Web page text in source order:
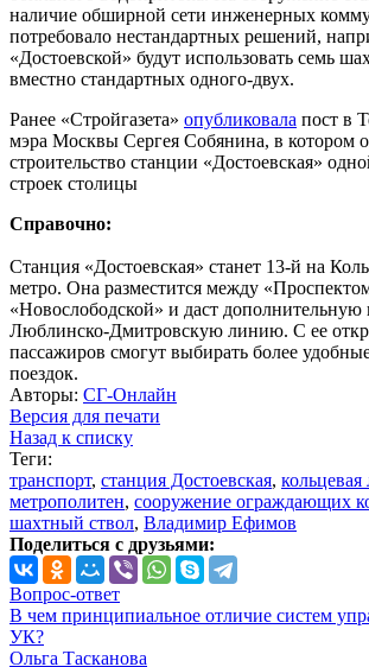
наличие обширной сети инженерных
потребовало нестандартных решений,
«Достоевской» будут использовать семь
вместно стандартных одного-двух.
Ранее «Стройгазета» опубликовала пост в
мэра Москвы Сергея Собянина, в котором
строительство станции «Достоевская»
строек столицы
Справочно:
Станция «Достоевская» станет 13-й на
метро. Она разместится между
«Новослободской» и даст дополнительную
Люблинско-Дмитровскую линию. С ее
пассажиров смогут выбирать более
поездок.
Авторы: СГ-Онлайн
Версия для печати
Назад к списку
Теги:
транспорт, станция Достоевская,
метрополитен, сооружение ограждающих
шахтный ствол, Владимир Ефимов
Поделиться с друзьями:
Вопрос-ответ
В чем принципиальное отличие систем
УК?
Ольга Тасканова